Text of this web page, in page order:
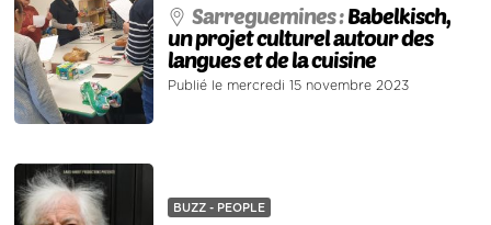
Sarreguemines :Babelkisch,
un projet culturel autour des
langues et de la cuisine
Publié le mercredi 15 novembre 2023
BUZZ - PEOPLE